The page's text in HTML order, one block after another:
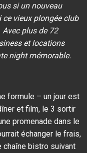
si un nouveau
vieux plongée club
plus de 72
et locations
night mémorable.
formule – un jour est
et film, le 3 sortir
promenade dans le
échanger le frais,
chaîne bistro suivant